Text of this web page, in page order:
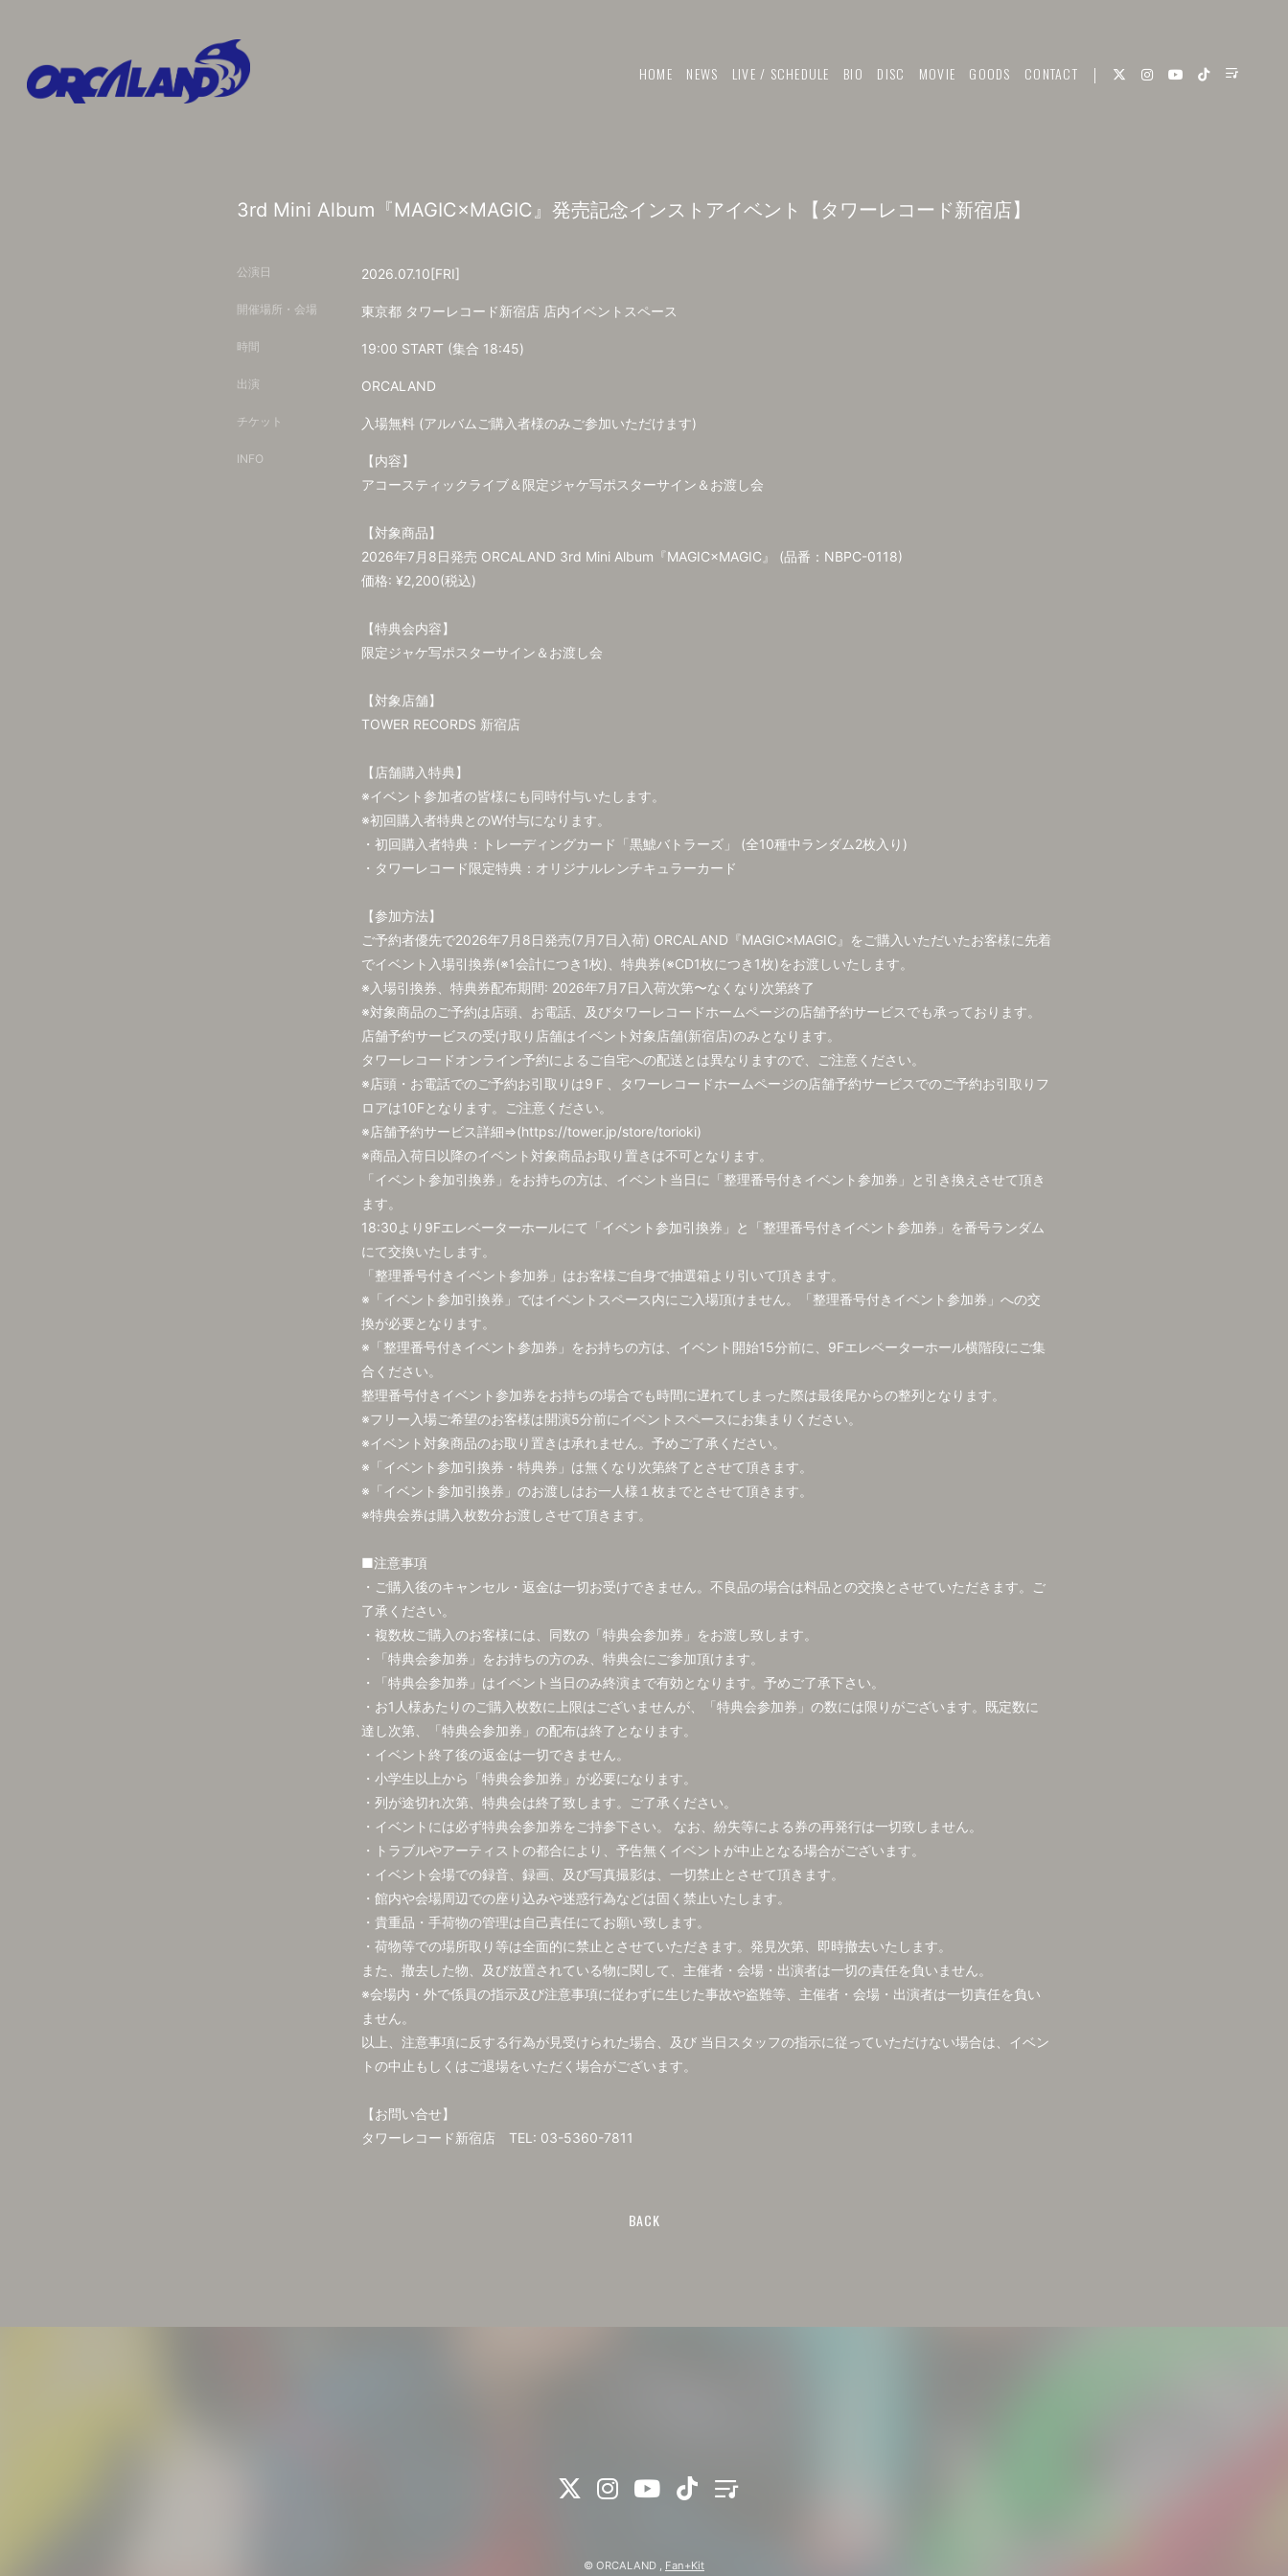
HOME NEWS LIVE / SCHEDULE BIO DISC MOVIE GOODS CONTACT
3rd Mini Album『MAGIC×MAGIC』発売記念インストアイベント【タワーレコード新宿店】
公演日 2026.07.10[FRI]
開催場所・会場 東京都 タワーレコード新宿店 店内イベントスペース
時間 19:00 START (集合 18:45)
出演 ORCALAND
チケット 入場無料 (アルバムご購入者様のみご参加いただけます)
INFO
【内容】
アコースティックライブ＆限定ジャケ写ポスターサイン＆お渡し会
【対象商品】
2026年7月8日発売 ORCALAND 3rd Mini Album『MAGIC×MAGIC』 (品番：NBPC-0118)
価格: ¥2,200(税込)
【特典会内容】
限定ジャケ写ポスターサイン＆お渡し会
【対象店舗】
TOWER RECORDS 新宿店
【店舗購入特典】
※イベント参加者の皆様にも同時付与いたします。
※初回購入者特典とのW付与になります。
・初回購入者特典：トレーディングカード「黒鯱バトラーズ」 (全10種中ランダム2枚入り)
・タワーレコード限定特典：オリジナルレンチキュラーカード
【参加方法】
ご予約者優先で2026年7月8日発売(7月7日入荷) ORCALAND『MAGIC×MAGIC』をご購入いただいたお客様に先着
でイベント入場引換券(※1会計につき1枚)、特典券(※CD1枚につき1枚)をお渡しいたします。
※入場引換券、特典券配布期間: 2026年7月7日入荷次第〜なくなり次第終了
※対象商品のご予約は店頭、お電話、及びタワーレコードホームページの店舗予約サービスでも承っております。
店舗予約サービスの受け取り店舗はイベント対象店舗(新宿店)のみとなります。
タワーレコードオンライン予約によるご自宅への配送とは異なりますので、ご注意ください。
※店頭・お電話でのご予約お引取りは9Ｆ、タワーレコードホームページの店舗予約サービスでのご予約お引取りフ
ロアは10Fとなります。ご注意ください。
※店舗予約サービス詳細⇒(https://tower.jp/store/torioki)
※商品入荷日以降のイベント対象商品お取り置きは不可となります。
「イベント参加引換券」をお持ちの方は、イベント当日に「整理番号付きイベント参加券」と引き換えさせて頂き
ます。
18:30より9Fエレベーターホールにて「イベント参加引換券」と「整理番号付きイベント参加券」を番号ランダム
にて交換いたします。
「整理番号付きイベント参加券」はお客様ご自身で抽選箱より引いて頂きます。
※「イベント参加引換券」ではイベントスペース内にご入場頂けません。「整理番号付きイベント参加券」への交
換が必要となります。
※「整理番号付きイベント参加券」をお持ちの方は、イベント開始15分前に、9Fエレベーターホール横階段にご集
合ください。
整理番号付きイベント参加券をお持ちの場合でも時間に遅れてしまった際は最後尾からの整列となります。
※フリー入場ご希望のお客様は開演5分前にイベントスペースにお集まりください。
※イベント対象商品のお取り置きは承れません。予めご了承ください。
※「イベント参加引換券・特典券」は無くなり次第終了とさせて頂きます。
※「イベント参加引換券」のお渡しはお一人様１枚までとさせて頂きます。
※特典会券は購入枚数分お渡しさせて頂きます。
■注意事項
・ご購入後のキャンセル・返金は一切お受けできません。不良品の場合は料品との交換とさせていただきます。ご
了承ください。
・複数枚ご購入のお客様には、同数の「特典会参加券」をお渡し致します。
・「特典会参加券」をお持ちの方のみ、特典会にご参加頂けます。
・「特典会参加券」はイベント当日のみ終演まで有効となります。予めご了承下さい。
・お1人様あたりのご購入枚数に上限はございませんが、「特典会参加券」の数には限りがございます。既定数に
達し次第、「特典会参加券」の配布は終了となります。
・イベント終了後の返金は一切できません。
・小学生以上から「特典会参加券」が必要になります。
・列が途切れ次第、特典会は終了致します。ご了承ください。
・イベントには必ず特典会参加券をご持参下さい。 なお、紛失等による券の再発行は一切致しません。
・トラブルやアーティストの都合により、予告無くイベントが中止となる場合がございます。
・イベント会場での録音、録画、及び写真撮影は、一切禁止とさせて頂きます。
・館内や会場周辺での座り込みや迷惑行為などは固く禁止いたします。
・貴重品・手荷物の管理は自己責任にてお願い致します。
・荷物等での場所取り等は全面的に禁止とさせていただきます。発見次第、即時撤去いたします。
また、撤去した物、及び放置されている物に関して、主催者・会場・出演者は一切の責任を負いません。
※会場内・外で係員の指示及び注意事項に従わずに生じた事故や盗難等、主催者・会場・出演者は一切責任を負い
ません。
以上、注意事項に反する行為が見受けられた場合、及び 当日スタッフの指示に従っていただけない場合は、イベン
トの中止もしくはご退場をいただく場合がございます。
【お問い合せ】
タワーレコード新宿店 TEL: 03-5360-7811
BACK
© ORCALAND , Fan+Kit